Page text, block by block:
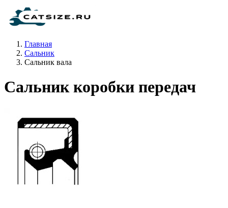
Главная
Сальник
Сальник вала
Сальник коробки передач